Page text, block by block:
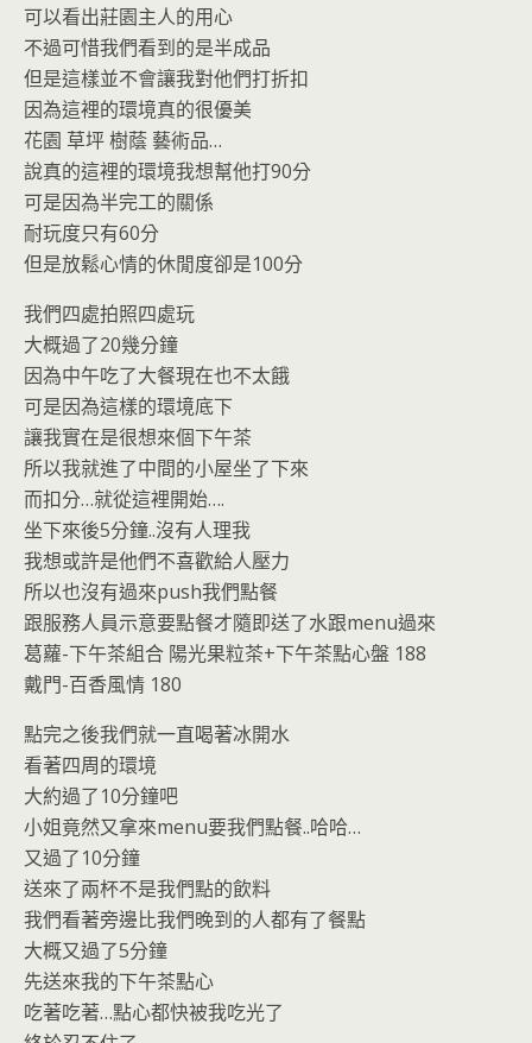
可以看出莊園主人的用心
不過可惜我們看到的是半成品
但是這樣並不會讓我對他們打折扣
因為這裡的環境真的很優美
花園 草坪 樹蔭 藝術品…
說真的這裡的環境我想幫他打90分
可是因為半完工的關係
耐玩度只有60分
但是放鬆心情的休閒度卻是100分
我們四處拍照四處玩
大概過了20幾分鐘
因為中午吃了大餐現在也不太餓
可是因為這樣的環境底下
讓我實在是很想來個下午茶
所以我就進了中間的小屋坐了下來
而扣分…就從這裡開始….
坐下來後5分鐘..沒有人理我
我想或許是他們不喜歡給人壓力
所以也沒有過來push我們點餐
跟服務人員示意要點餐才隨即送了水跟menu過來
葛蘿-下午茶組合 陽光果粒茶+下午茶點心盤 188
戴門-百香風情 180
點完之後我們就一直喝著冰開水
看著四周的環境
大約過了10分鐘吧
小姐竟然又拿來menu要我們點餐..哈哈…
又過了10分鐘
送來了兩杯不是我們點的飲料
我們看著旁邊比我們晚到的人都有了餐點
大概又過了5分鐘
先送來我的下午茶點心
吃著吃著…點心都快被我吃光了